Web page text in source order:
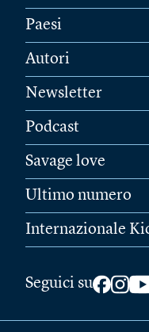
Paesi
Autori
Newsletter
Podcast
Savage love
Ultimo numero
Internazionale
Seguici su